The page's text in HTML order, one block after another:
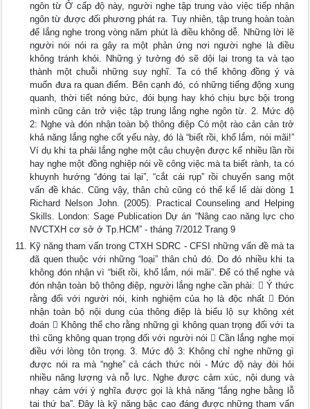
ngôn từ Ở cấp độ này, người nghe tập trung vào việc tiếp nhận
ngôn từ được đối phương phát ra. Tuy nhiên, tập trung hoàn toàn
để lắng nghe trong vòng năm phút là điều không dễ. Những lời lẽ
người nói nói ra gây ra một phản ứng nơi người nghe là điều
không tránh khỏi. Những ý tưởng đó sẽ dội lại trong ta và tạo
thành một chuỗi những suy nghĩ. Ta có thể không đồng ý và
muốn đưa ra quan điểm. Bên cạnh đó, có những tiếng động xung
quanh, thời tiết nóng bức, đói bụng hay khó chịu bực bội trong
mình cũng cản trở việc tập trung lắng nghe ngôn từ. 2. Mức độ
2: Nghe và đón nhận toàn bộ thông điệp Có một rào cản cản trở
khả năng lắng nghe cốt yếu này, đó là “biết rồi, khổ lắm, nói mãi!”
Ví dụ khi ta phải lắng nghe một câu chuyện được kể nhiều lần rồi
hay nghe một đồng nghiệp nói về công việc mà ta biết rành, ta có
khuynh hướng “đóng tai lại”, “cắt cái rụp” rồi chuyển sang một
vấn đề khác. Cũng vậy, thân chủ cũng có thể kể lể dài dòng 1
Richard Nelson John. (2005). Practical Counseling and Helping
Skills. London: Sage Publication Dự án “Nâng cao năng lực cho
NVCTXH cơ sở ở Tp.HCM” - tháng 7/2012 Trang 9
Kỹ năng tham vấn trong CTXH SDRC - CFSI những vấn đề mà ta
đã quen thuộc với những “loại” thân chủ đó. Do đó nhiều khi ta
không đón nhận vì “biết rồi, khổ lắm, nói mãi”. Để có thể nghe và
đón nhận toàn bộ thông điệp, người lắng nghe cần phải:  Ý thức
rằng đối với người nói, kinh nghiệm của họ là độc nhất  Đón
nhận toàn bộ nội dung của thông điệp là biểu lộ sự không xét
đoán  Không thể cho rằng những gì không quan trọng đối với ta
thì cũng không quan trọng đối với người nói  Cần lắng nghe mọi
điều với lòng tôn trọng. 3. Mức độ 3: Không chỉ nghe những gì
được nói ra mà “nghe” cả cách thức nói - Mức độ này đòi hỏi
nhiều năng lượng và nỗ lực. Nghe được cảm xúc, nội dung và
nhạy cảm với ý nghĩa được gọi là khả năng “lắng nghe bằng lỗ
tai thứ ba”. Đây là kỹ năng bậc cao đáng được những tham vấn